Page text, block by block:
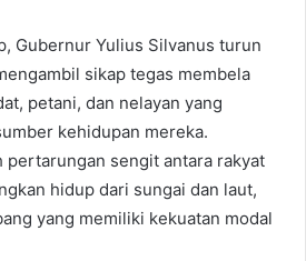
Gubernur Yulius Silvanus turun
sikap tegas membela
petani, dan nelayan yang
kehidupan mereka.
pertarungan sengit antara rakyat
hidup dari sungai dan laut,
yang memiliki kekuatan modal